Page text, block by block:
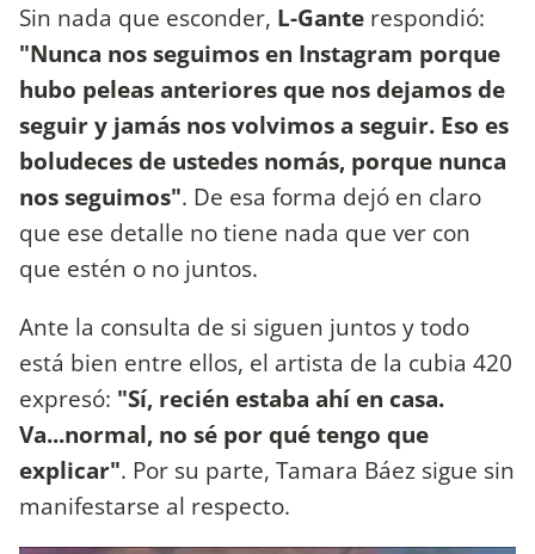
Sin nada que esconder, L-Gante respondió:
"Nunca nos seguimos en Instagram porque
hubo peleas anteriores que nos dejamos de
seguir y jamás nos volvimos a seguir. Eso es
boludeces de ustedes nomás, porque nunca
nos seguimos". De esa forma dejó en claro
que ese detalle no tiene nada que ver con
que estén o no juntos.
Ante la consulta de si siguen juntos y todo
está bien entre ellos, el artista de la cubia 420
expresó: "Sí, recién estaba ahí en casa.
Va...normal, no sé por qué tengo que
explicar". Por su parte, Tamara Báez sigue sin
manifestarse al respecto.